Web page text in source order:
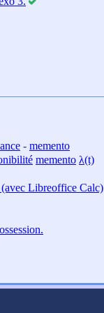
- memento
memento λ(t)
(avec Libreoffice Calc)